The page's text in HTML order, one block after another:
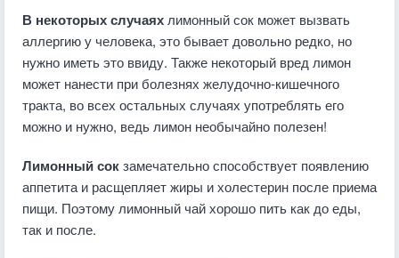
В некоторых случаях лимонный сок может вызвать
аллергию у человека, это бывает довольно редко, но
нужно иметь это ввиду. Также некоторый вред лимон
может нанести при болезнях желудочно-кишечного
тракта, во всех остальных случаях употреблять его
можно и нужно, ведь лимон необычайно полезен!
Лимонный сокзамечательно способствует появлению
аппетита и расщепляет жиры и холестерин после приема
пищи. Поэтому лимонный чай хорошо пить как до еды,
так и после.